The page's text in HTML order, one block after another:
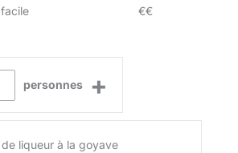
facile €€
personnes +
de liqueur à la goyave